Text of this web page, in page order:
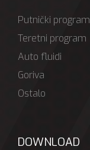
Putnički program
Teretni program
Auto fluidi
Goriva
Ostalo
DOWNLOAD